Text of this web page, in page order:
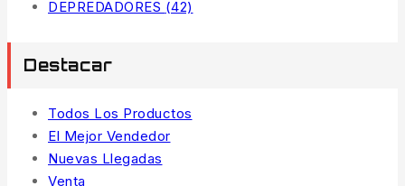
DEPREDADORES (42)
Destacar
Todos Los Productos
El Mejor Vendedor
Nuevas Llegadas
Venta